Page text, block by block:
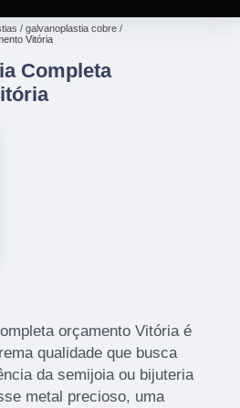
galvanoplastia cobre
Vitória
Completa
orçamento Vitória é
qualidade que busca
da semijoia ou bijuteria
metal precioso, uma